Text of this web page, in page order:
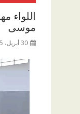
اللواء
موسى
30 أبريل، 2025